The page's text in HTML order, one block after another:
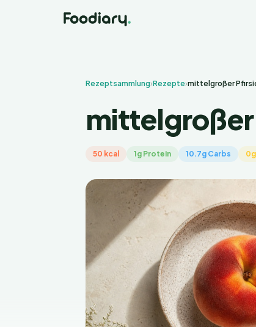
Rezeptsammlung›Rezepte›mittelgroßer
50 kcal 1g Protein 10.7g Carbs